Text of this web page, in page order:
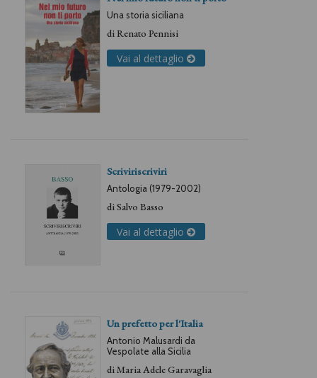
Una storia siciliana
diRenato Pennisi
Vai al dettaglio
Scriviriscriviri
Antologia (1979-2002)
diSalvo Basso
Vai al dettaglio
Un prefetto per l'Italia
Antonio Malusardi da
Vespolate alla Sicilia
diMaria Adele Garavaglia